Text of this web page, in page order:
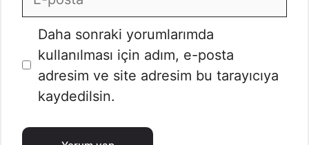
posta
İnternet
sitesi
Daha sonraki yorumlarımda
kullanılması için adım, e-posta
adresim ve site adresim bu tarayıcıya
kaydedilsin.